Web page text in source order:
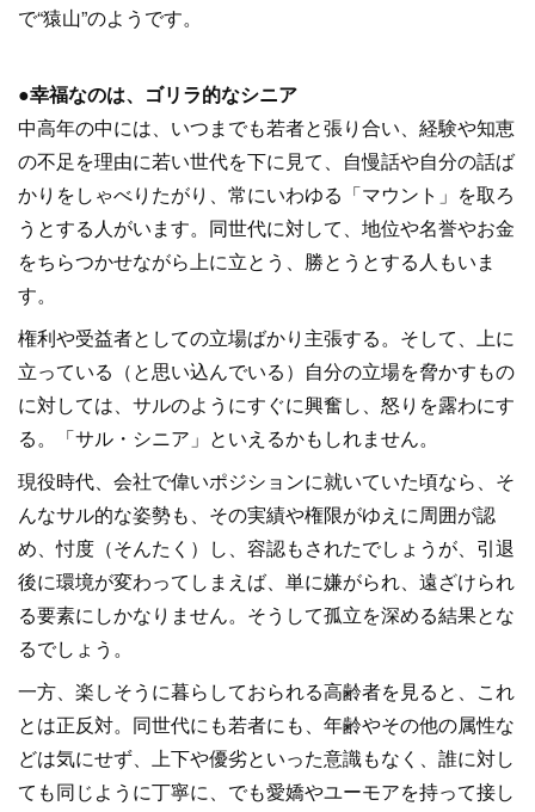
で“猿山”のようです。
●幸福なのは、ゴリラ的なシニア
中高年の中には、いつまでも若者と張り合い、経験や知恵
の不足を理由に若い世代を下に見て、自慢話や自分の話ば
かりをしゃべりたがり、常にいわゆる「マウント」を取ろ
うとする人がいます。同世代に対して、地位や名誉やお金
をちらつかせながら上に立とう、勝とうとする人もいま
す。
権利や受益者としての立場ばかり主張する。そして、上に
立っている（と思い込んでいる）自分の立場を脅かすもの
に対しては、サルのようにすぐに興奮し、怒りを露わにす
る。「サル・シニア」といえるかもしれません。
現役時代、会社で偉いポジションに就いていた頃なら、そ
んなサル的な姿勢も、その実績や権限がゆえに周囲が認
め、忖度（そんたく）し、容認もされたでしょうが、引退
後に環境が変わってしまえば、単に嫌がられ、遠ざけられ
る要素にしかなりません。そうして孤立を深める結果とな
るでしょう。
一方、楽しそうに暮らしておられる高齢者を見ると、これ
とは正反対。同世代にも若者にも、年齢やその他の属性な
どは気にせず、上下や優劣といった意識もなく、誰に対し
ても同じように丁寧に、でも愛嬌やユーモアを持って接し